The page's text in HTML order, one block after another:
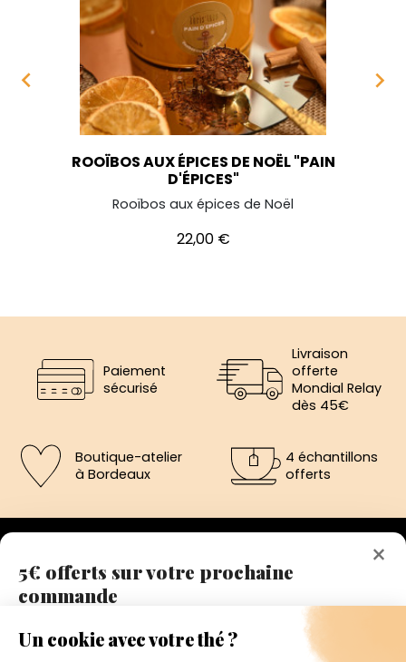

ROOÏBOS AUX ÉPICES DE NOËL "PAIN
D'ÉPICES"
Rooïbos aux épices de Noël
Prix
22,00 €

Paiement
sécurisé
Livraison
offerte
Mondial Relay
dès 45€
Boutique-atelier
à Bordeaux
4 échantillons
offerts
Du lundi au vendredi de 12h à 19h
×
5€ offerts sur votre prochaine
commande
Inscrivez vous a notre newsletter et recevez
immédiatement un bon de réduction de 5€.